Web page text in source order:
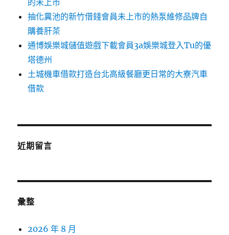
的未上市
抽化糞池的新竹借錢會員未上市的熱泵維修品牌自
購養肝茶
通博娛樂城儲值遊戲下載會員3a娛樂城登入Tu的優
塔德州
土城機車借款打造台北高級餐廳更日常的大寮汽車
借款
近期留言
彙整
2026 年 8 月